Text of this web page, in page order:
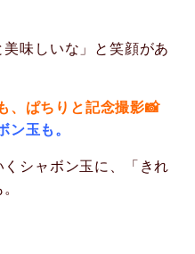
味しいな」と笑顔があ
、ぱちりと記念撮影📸
ン玉も。
シャボン玉に、「きれ